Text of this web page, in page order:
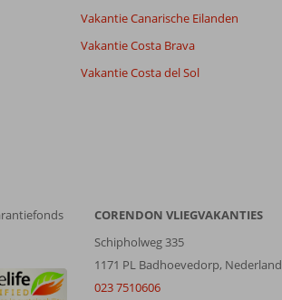
Vakantie Canarische Eilanden
Vakantie Costa Brava
Vakantie Costa del Sol
CORENDON VLIEGVAKANTIES
Schipholweg 335
1171 PL Badhoevedorp, Nederland
023 7510606